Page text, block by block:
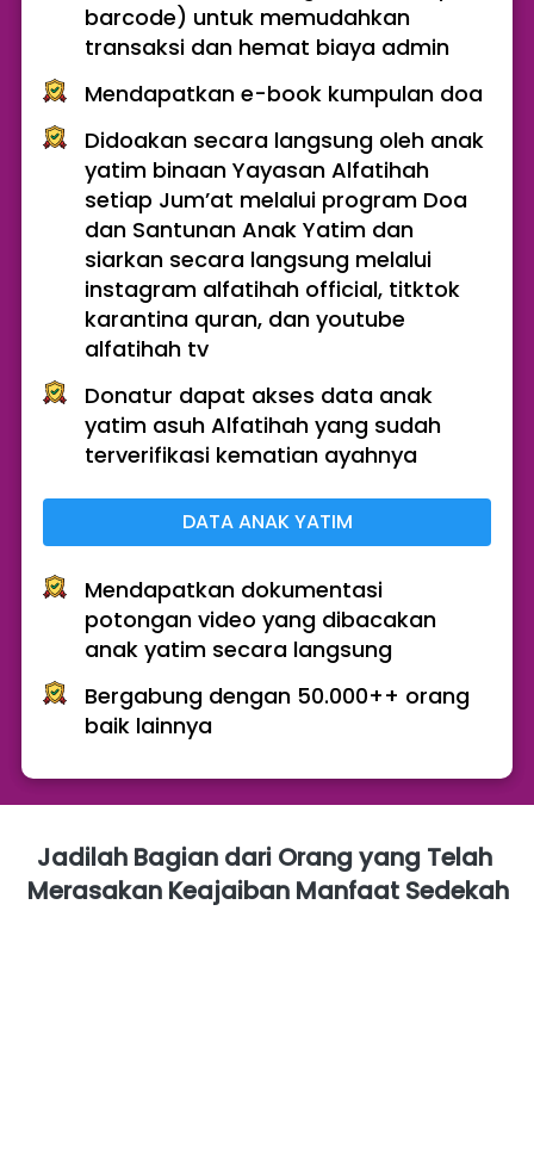
barcode) untuk memudahkan
transaksi dan hemat biaya admin
Mendapatkan e-book kumpulan doa
Didoakan secara langsung oleh anak
yatim binaan Yayasan Alfatihah
setiap Jum’at melalui program Doa
dan Santunan Anak Yatim dan
siarkan secara langsung melalui
instagram alfatihah official, titktok
karantina quran, dan youtube
alfatihah tv
Donatur dapat akses data anak
yatim asuh Alfatihah yang sudah
terverifikasi kematian ayahnya
`DATA ANAK YATIM
Mendapatkan dokumentasi
potongan video yang dibacakan
anak yatim secara langsung
Bergabung dengan 50.000++ orang
baik lainnya
Jadilah Bagian dari Orang yang Telah
Merasakan Keajaiban Manfaat Sedekah